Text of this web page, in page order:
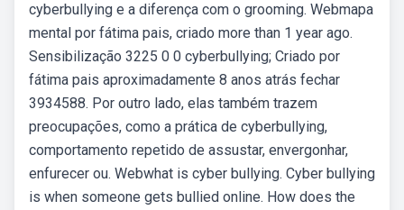
cyberbullying e a diferença com o grooming. Webmapa
mental por fátima pais, criado more than 1 year ago.
Sensibilização 3225 0 0 cyberbullying; Criado por
fátima pais aproximadamente 8 anos atrás fechar
3934588. Por outro lado, elas também trazem
preocupações, como a prática de cyberbullying,
comportamento repetido de assustar, envergonhar,
enfurecer ou. Webwhat is cyber bullying. Cyber bullying
is when someone gets bullied online. How does the